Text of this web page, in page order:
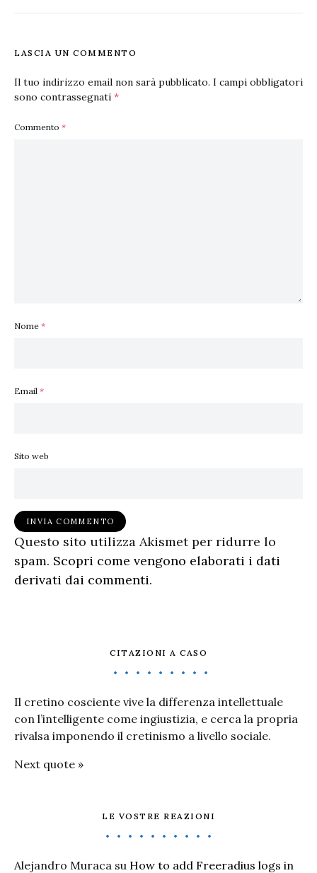
LASCIA UN COMMENTO
Il tuo indirizzo email non sarà pubblicato. I campi obbligatori
sono contrassegnati *
Commento *
Nome *
Email *
Sito web
Questo sito utilizza Akismet per ridurre lo
spam. Scopri come vengono elaborati i dati
derivati dai commenti.
CITAZIONI A CASO
Il cretino cosciente vive la differenza intellettuale
con l’intelligente come ingiustizia, e cerca la propria
rivalsa imponendo il cretinismo a livello sociale.
Next quote »
LE VOSTRE REAZIONI
Alejandro Muraca su How to add Freeradius logs in